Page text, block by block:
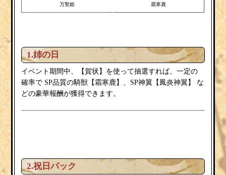
万聖姫 霜寒鹿
1.姉の日
イベント期間中、【賀状 】を使って抽選すれば、一定の
確率で SP品質の騎獣【 霜寒鹿】、SP神翼【 鳳炎神翼 】
な
どの豪華報酬が獲得できます。
2.祝日パック